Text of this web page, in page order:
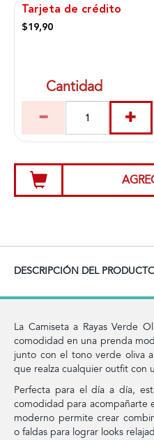
Tarjeta de crédito
$19,90
Cantidad
DESCRIPCIÓN DEL
La Camiseta a Rayas Verde
comodidad en una prenda
junto con el tono verde oliva
que realza cualquier outfit con
Perfecta para el día a día,
comodidad para acompañarte
moderno permite crear
o faldas para lograr looks